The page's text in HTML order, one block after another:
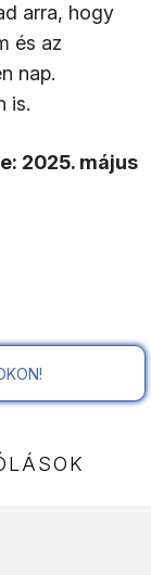
arra, hogy
és az
nap.
is.
2025. május